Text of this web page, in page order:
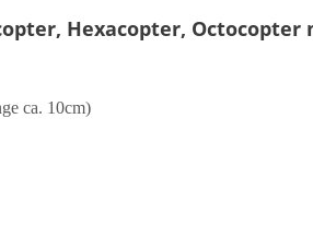
Hexacopter, Octocopter
ca. 10cm)